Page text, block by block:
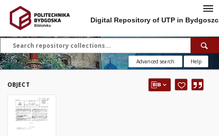
Digital Repository of UTP in
Advanced search Help
OBJECT